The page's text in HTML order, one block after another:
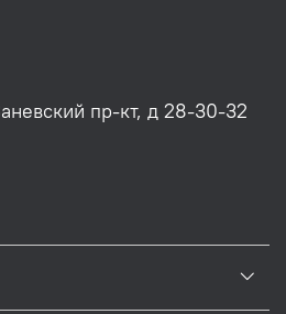
пр-кт, д 28-30-32